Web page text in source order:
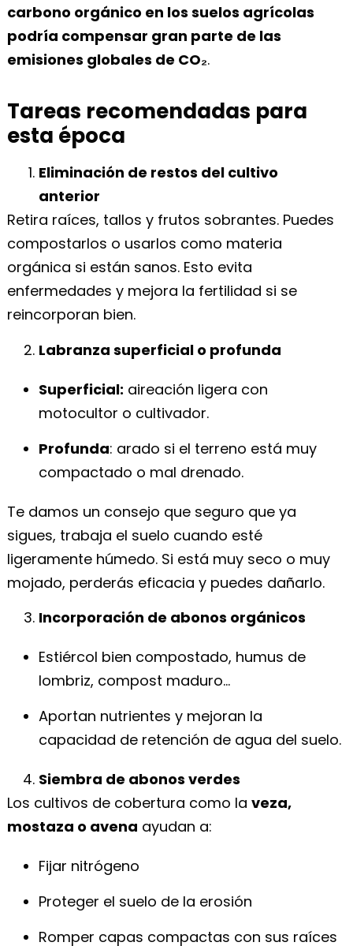
carbono orgánico en los suelos agrícolas
podría compensar gran parte de las
emisiones globales de CO₂.
Tareas recomendadas para
esta época
Eliminación de restos del cultivo
anterior
Retira raíces, tallos y frutos sobrantes. Puedes
compostarlos o usarlos como materia
orgánica si están sanos. Esto evita
enfermedades y mejora la fertilidad si se
reincorporan bien.
Labranza superficial o profunda
Superficial: aireación ligera con
motocultor o cultivador.
Profunda: arado si el terreno está muy
compactado o mal drenado.
Te damos un consejo que seguro que ya
sigues, trabaja el suelo cuando esté
ligeramente húmedo. Si está muy seco o muy
mojado, perderás eficacia y puedes dañarlo.
Incorporación de abonos orgánicos
Estiércol bien compostado, humus de
lombriz, compost maduro…
Aportan nutrientes y mejoran la
capacidad de retención de agua del suelo.
Siembra de abonos verdes
Los cultivos de cobertura como la veza,
mostaza o avena ayudan a:
Fijar nitrógeno
Proteger el suelo de la erosión
Romper capas compactas con sus raíces